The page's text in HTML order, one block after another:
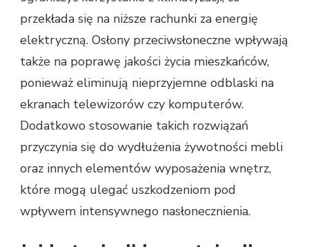
przekłada się na niższe rachunki za energię
elektryczną. Osłony przeciwsłoneczne wpływają
także na poprawę jakości życia mieszkańców,
ponieważ eliminują nieprzyjemne odblaski na
ekranach telewizorów czy komputerów.
Dodatkowo stosowanie takich rozwiązań
przyczynia się do wydłużenia żywotności mebli
oraz innych elementów wyposażenia wnętrz,
które mogą ulegać uszkodzeniom pod
wpływem intensywnego nasłonecznienia.